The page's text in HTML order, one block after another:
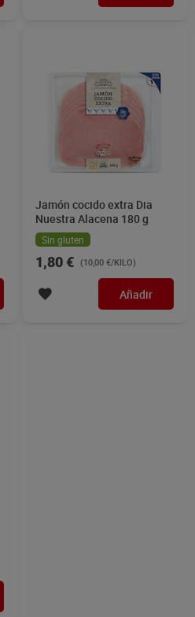
Jamón cocido extra Dia
Nuestra Alacena 180 g
Sin gluten
1,80 € (10,00 €/KILO)
Añadir